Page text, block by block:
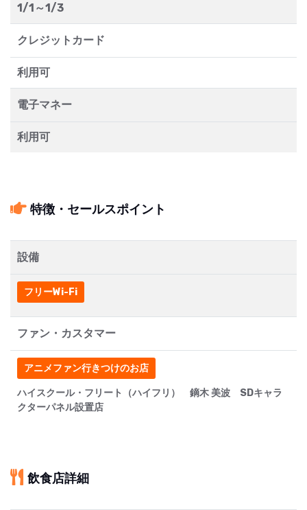
1/1～1/3
クレジットカード
利用可
電子マネー
利用可
特徴・セールスポイント
設備
フリーWi-Fi
ファン・カスタマー
アニメファン行きつけのお店
ハイスクール・フリート（ハイフリ） 鏑木 美波 SDキャラ
クターパネル設置店
飲食店詳細